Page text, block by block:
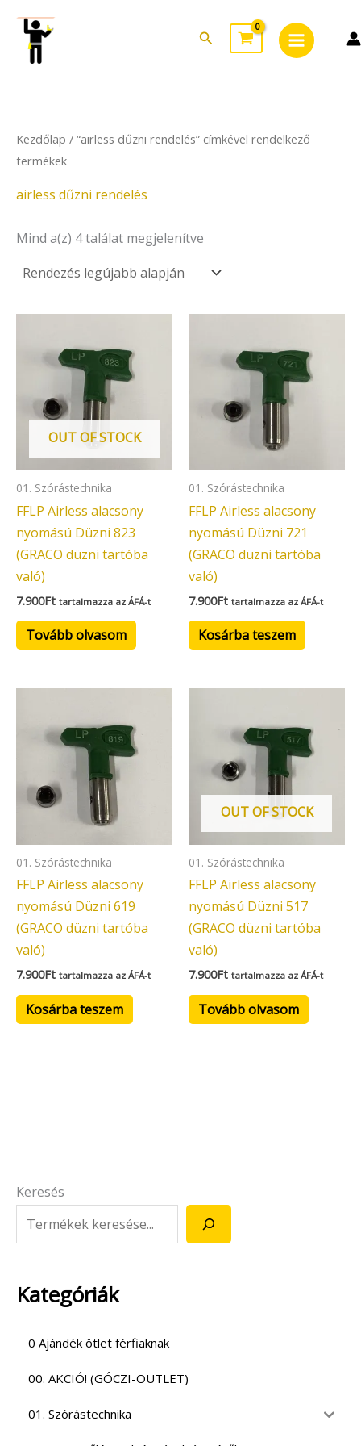
content
Search
Menu
Keresés
Kategóriák
0 Ajándék ötlet férfiaknak
00. AKCIÓ! (GÓCZI-OUTLET)
01. Szórástechnika
Kezdőlap / “airless dűzni rendelés” címkével rendelkező
termékek
airless dűzni rendelés
Mind a(z) 4 találat megjelenítve
latest
OUT OF STOCK
01. Szórástechnika
FFLP Airless alacsony
nyomású Düzni 823
(GRACO düzni tartóba
való)
7.900Ft tartalmazza az ÁFÁ-t
Tovább olvasom
01. Szórástechnika
FFLP Airless alacsony
nyomású Düzni 721
(GRACO düzni tartóba
való)
7.900Ft tartalmazza az ÁFÁ-t
Kosárba teszem
01. Szórástechnika
FFLP Airless alacsony
nyomású Düzni 619
(GRACO düzni tartóba
való)
7.900Ft tartalmazza az ÁFÁ-t
Kosárba teszem
OUT OF STOCK
01. Szórástechnika
FFLP Airless alacsony
nyomású Düzni 517
(GRACO düzni tartóba
való)
7.900Ft tartalmazza az ÁFÁ-t
Tovább olvasom